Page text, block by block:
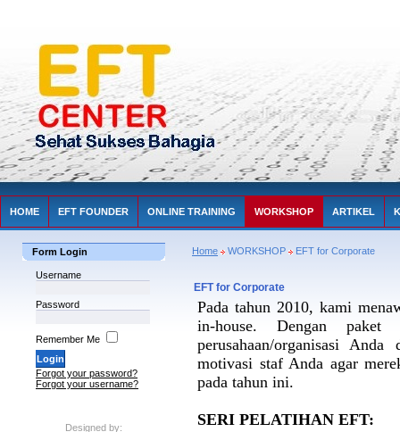
HOME EFT FOUNDER ONLINE TRAINING WORKSHOP ARTIKEL
Form Login
Username
Password
Remember Me
Forgot your password?
Forgot your username?
Designed by:
Home WORKSHOP EFT for Corporate
EFT for Corporate
Pada tahun 2010, kami
in-house. Dengan
perusahaan/organisasi
motivasi staf Anda agar
pada tahun ini.
SERI PELATIHAN EFT: